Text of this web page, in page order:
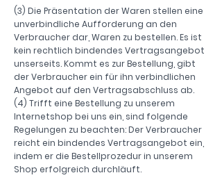
(3) Die Präsentation der Waren stellen eine
unverbindliche Aufforderung an den
Verbraucher dar, Waren zu bestellen. Es ist
kein rechtlich bindendes Vertragsangebot
unserseits. Kommt es zur Bestellung, gibt
der Verbraucher ein für ihn verbindlichen
Angebot auf den Vertragsabschluss ab.
(4) Trifft eine Bestellung zu unserem
Internetshop bei uns ein, sind folgende
Regelungen zu beachten: Der Verbraucher
reicht ein bindendes Vertragsangebot ein,
indem er die Bestellprozedur in unserem
Shop erfolgreich durchläuft.